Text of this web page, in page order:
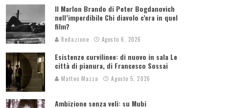
Il Marlon Brando di Peter Bogdanovich
nell’imperdibile Chi diavolo c’era in quel
film?
Redazione Agosto 6, 2026
Esistenze curvilinee: di nuovo in sala Le
città di pianura, di Francesco Sossai
Matteo Mazza Agosto 5, 2026
Ambizione senza veli: su Mubi